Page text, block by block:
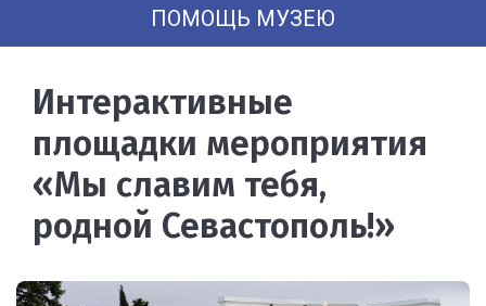
ПОМОЩЬ МУЗЕЮ
Интерактивные
площадки мероприятия
«Мы славим тебя,
родной Севастополь!»